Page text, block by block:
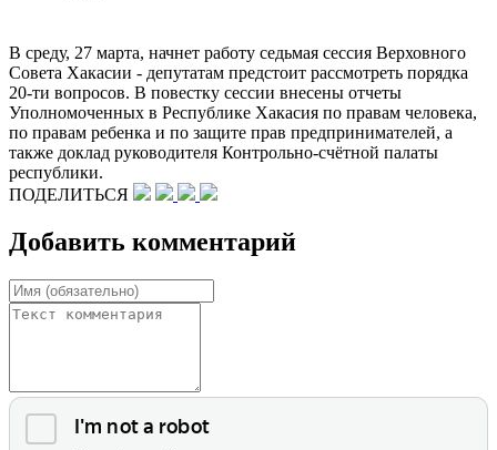
В среду, 27 марта, начнет работу седьмая сессия Верховного
Совета Хакасии - депутатам предстоит рассмотреть порядка
20-ти вопросов. В повестку сессии внесены отчеты
Уполномоченных в Республике Хакасия по правам человека,
по правам ребенка и по защите прав предпринимателей, а
также доклад руководителя Контрольно-счётной палаты
республики.
ПОДЕЛИТЬСЯ
Добавить комментарий